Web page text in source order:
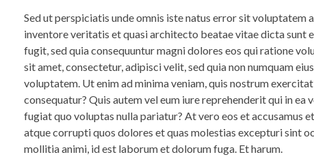
Sed ut perspiciatis unde omnis iste natus error sit voluptatem
inventore veritatis et quasi architecto beatae vitae dicta sunt
fugit, sed quia consequuntur magni dolores eos qui ratione
sit amet, consectetur, adipisci velit, sed quia non numquam
voluptatem. Ut enim ad minima veniam, quis nostrum
consequatur? Quis autem vel eum iure reprehenderit qui in
fugiat quo voluptas nulla pariatur? At vero eos et
atque corrupti quos dolores et quas molestias excepturi sint
mollitia animi, id est laborum et dolorum fuga. Et harum.